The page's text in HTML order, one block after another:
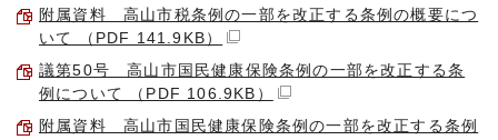
附属資料 高山市税条例の一部を改正する条例の概要につ
いて （PDF 141.9KB）
議第50号 高山市国民健康保険条例の一部を改正する条
例について （PDF 106.9KB）
附属資料 高山市国民健康保険条例の一部を改正する条例